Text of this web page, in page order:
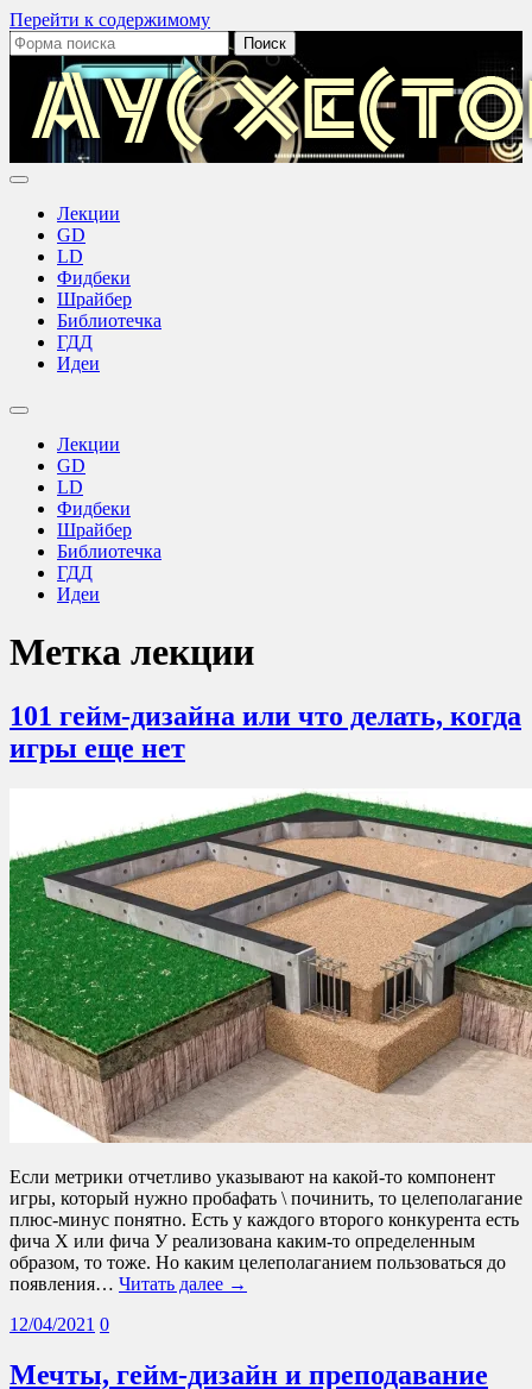
Перейти к содержимому
Поиск:
Аус
Лекции
GD
LD
Фидбеки
Шрайбер
Библиотечка
ГДД
Идеи
Переключить
поискаЛекции
GD
LD
Фидбеки
Шрайбер
Библиотечка
ГДД
Идеи
Метка лекции
101 гейм-дизайна или что делать, когда
игры еще нет
Если метрики отчетливо указывают на какой-то компонент
игры, который нужно пробафать \ починить, то целеполагание
плюс-минус понятно. Есть у каждого второго конкурента есть
фича Х или фича У реализована каким-то определенным
образом, то тоже. Но каким целеполаганием пользоваться до
появления… Читать далее →
12/04/2021 0
Мечты, гейм-дизайн и преподавание